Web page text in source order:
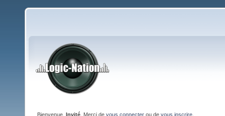
Bienvenue, Invité . Merci de vous connecter ou de vous inscrire